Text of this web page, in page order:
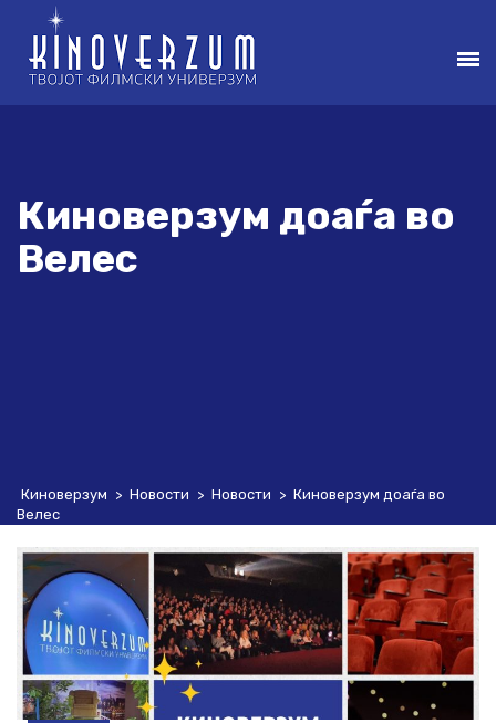
Киноверзум доаѓа во
Велес
Киноверзум > Новости > Новости > Киноверзум доаѓа во
Велес